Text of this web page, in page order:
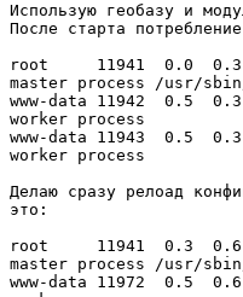
Использую геобазу и
После старта
root     11941  0.0
master process /usr/
www-data 11942  0.5
worker process
www-data 11943  0.5
worker process
Делаю сразу релоад
это:
root     11941  0.3
master process /usr/
www-data 11972  0.5